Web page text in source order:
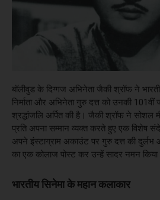
बॉलीवुड के दिग्गज अभिनेता जैकी श्रॉफ ने
निर्माता और अभिनेता गुरु दत्त को उनकी
श्रद्धांजलि अर्पित की है। जैकी श्रॉफ ने सोशल
प्रति अपना सम्मान व्यक्त करते हुए एक विशेष
अपने इंस्टाग्राम अकाउंट पर गुरु दत्त की दुर्लभ
का एक कोलाज पोस्ट कर उन्हें सादर नमन किया
भारतीय सिनेमा के महान कलाकार